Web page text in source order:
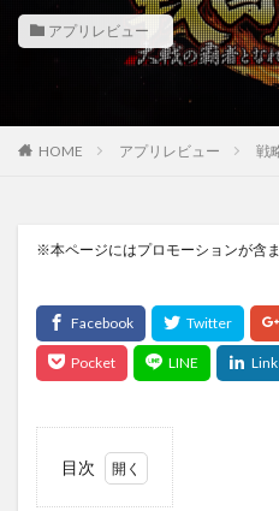
アプリレビュー
HOME アプリレビュー 戦
※本ページにはプロモーションが含
目次